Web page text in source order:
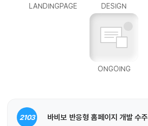
LANDINGPAGE DESIGN
ONGOING
2103 바비보 반응형 홈페이지 개발 수주